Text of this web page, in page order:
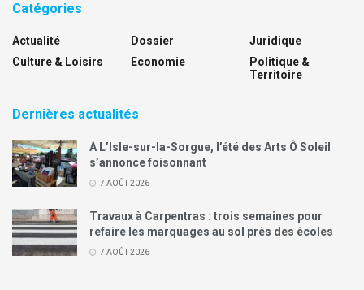
Catégories
Actualité
Culture & Loisirs
Dossier
Economie
Juridique
Politique &
Territoire
Dernières actualités
À L’Isle-sur-la-Sorgue, l’été des Arts Ô Soleil
s’annonce foisonnant
7 AOÛT 2026
Travaux à Carpentras : trois semaines pour
refaire les marquages au sol près des écoles
7 AOÛT 2026